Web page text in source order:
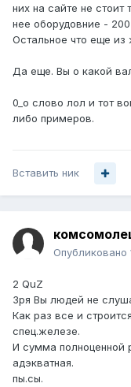
них на сайте не
нее оборудовние -
Остальное что еще из
Да еще. Вы о какой
0_о слово лол и тот
либо примеров.
Вставить ник
Опубликовано
2 QuZ
Зря Вы людей не
Как раз все и
спец.железе.
И сумма полноценной
адэкватная.
пы.сы.